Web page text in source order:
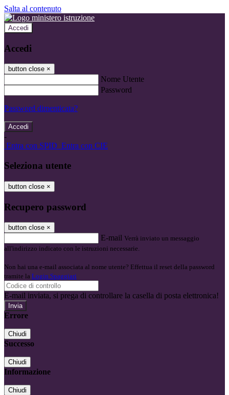
Salta al contenuto
Accedi
Accedi
button close ×
Nome Utente
Password
Password dimenticata?
-
Entra con SPID Entra con CIE
Seleziona utente
button close ×
Recupero password
button close ×
E-mail Verrà inviato un messaggio
all'indirizzo indicato con le istruzioni necessarie.
Non hai una e-mail associata al nome utente? Effettua il reset della password
tramite la Login Spaggiari
E-mail inviata, si prega di controllare la casella di posta elettronica!
Errore
Chiudi
Successo
Chiudi
Informazione
Chiudi